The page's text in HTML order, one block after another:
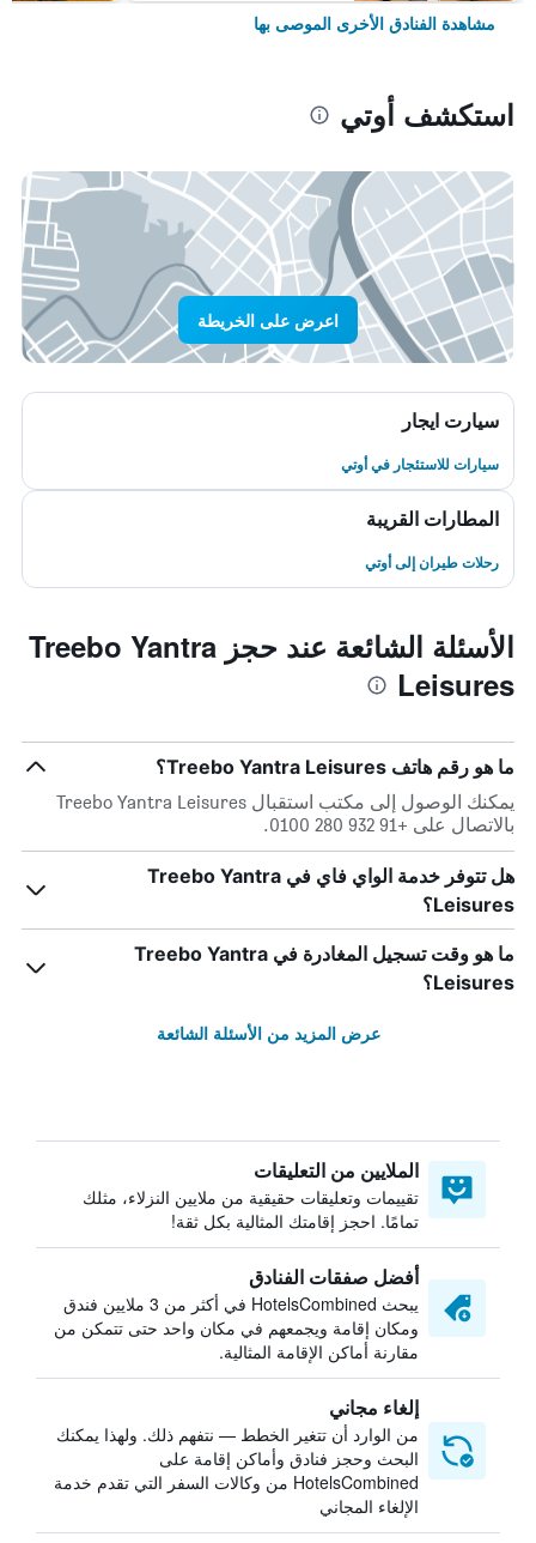
مشاهدة الفنادق الأخرى الموصى بها
استكشف أوتي
اعرض على الخريطة
سيارت ايجار
سيارات للاستئجار في أوتي
المطارات القريبة
رحلات طيران إلى أوتي
الأسئلة الشائعة عند حجز Treebo Yantra
Leisures
ما هو رقم هاتف Treebo Yantra Leisures؟
يمكنك الوصول إلى مكتب استقبال Treebo Yantra Leisures
بالاتصال على +91 932 280 0100.
هل تتوفر خدمة الواي فاي في Treebo Yantra
Leisures؟
ما هو وقت تسجيل المغادرة في Treebo Yantra
Leisures؟
عرض المزيد من الأسئلة الشائعة
الملايين من التعليقات
تقييمات وتعليقات حقيقية من ملايين النزلاء، مثلك
تمامًا. احجز إقامتك المثالية بكل ثقة!
أفضل صفقات الفنادق
يبحث HotelsCombined في أكثر من 3 ملايين فندق
ومكان إقامة ويجمعهم في مكان واحد حتى تتمكن من
مقارنة أماكن الإقامة المثالية.
إلغاء مجاني
من الوارد أن تتغير الخطط — نتفهم ذلك. ولهذا يمكنك
البحث وحجز فنادق وأماكن إقامة على
HotelsCombined من وكالات السفر التي تقدم خدمة
الإلغاء المجاني